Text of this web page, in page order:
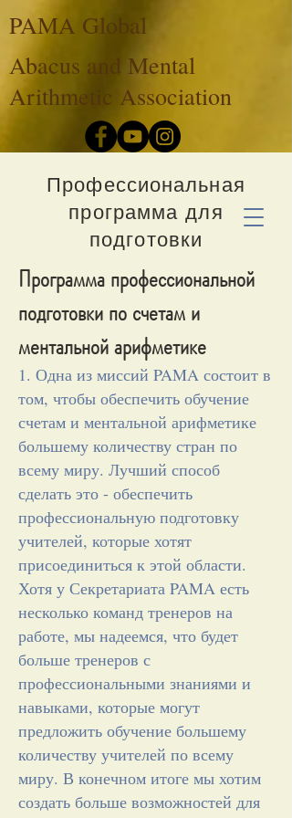
PAMA Global
Abacus and Mental
Arithmetic Association
Профессиональная
программа для
подготовки
Программа профессиональной
подготовки по счетам и
ментальной арифметике
1. Одна из миссий PAMA состоит в
том, чтобы обеспечить обучение
счетам и ментальной арифметике
большему количеству стран по
всему миру. Лучший способ
сделать это - обеспечить
профессиональную подготовку
учителей, которые хотят
присоединиться к этой области.
Хотя у Секретариата PAMA есть
несколько команд тренеров на
работе, мы надеемся, что будет
больше тренеров с
профессиональными знаниями и
навыками, которые могут
предложить обучение большему
количеству учителей по всему
миру. В конечном итоге мы хотим
создать больше возможностей для